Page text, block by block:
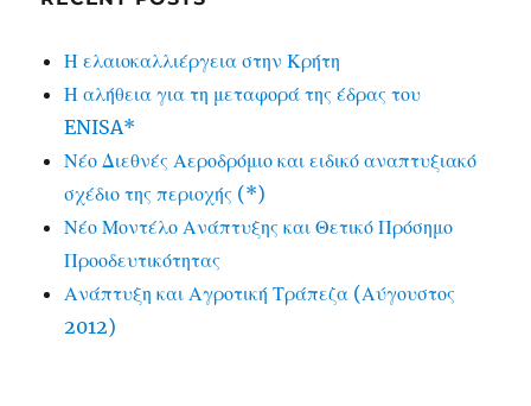
Η ελαιοκαλλιέργεια στην Κρήτη
Η αλήθεια για τη μεταφορά της έδρας του
ENISA*
Νέο Διεθνές Αεροδρόμιο και ειδικό αναπτυξιακό
σχέδιο της περιοχής (*)
Νέο Μοντέλο Ανάπτυξης και Θετικό Πρόσημο
Προοδευτικότητας
Ανάπτυξη και Αγροτική Τράπεζα (Αύγουστος
2012)